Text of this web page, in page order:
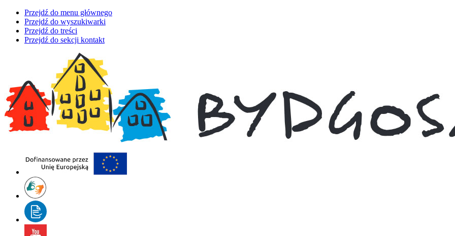
Przejdź do menu głównego
Przejdź do wyszukiwarki
Przejdź do treści
Przejdź do sekcji kontakt